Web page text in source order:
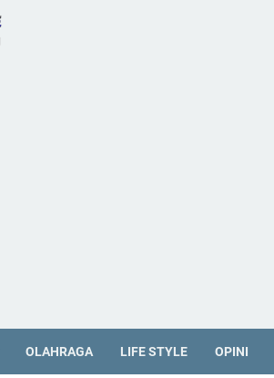
OLAHRAGA LIFE STYLE OPINI